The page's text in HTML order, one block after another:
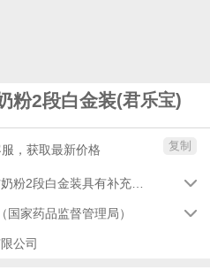
粉2段白金装(君乐宝)
，获取最新价格 复制

（国家药品监督管理局） 
公司